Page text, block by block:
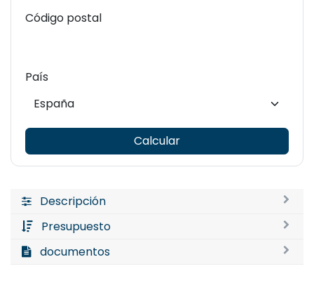
Código postal
País
Calcular
Descripción
Presupuesto
documentos